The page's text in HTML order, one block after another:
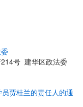
号 建华区政法委
贾桂兰的责任人的通